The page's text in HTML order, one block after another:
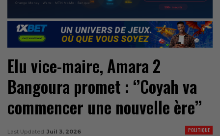
Elu vice-maire, Amara 2
Bangoura promet : ‘’Coyah va
commencer une nouvelle ère’’
POLITIQUE
Last Updated Juil 3, 2026